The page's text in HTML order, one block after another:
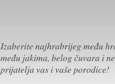
Izaberite najhrabrijeg među
među jakima, belog čuvara i
prijatelja vas i vaše porodice!